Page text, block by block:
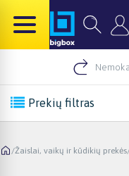
Prekių filtras
/Žaislai, vaikų ir kūdikių prekės